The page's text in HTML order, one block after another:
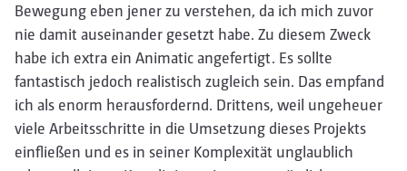
Bewegung eben jener zu verstehen, da ich mich zuvor
nie damit auseinander gesetzt habe. Zu diesem Zweck
habe ich extra ein Animatic angefertigt. Es sollte
fantastisch jedoch realistisch zugleich sein. Das empfand
ich als enorm herausfordernd. Drittens, weil ungeheuer
viele Arbeitsschritte in die Umsetzung dieses Projekts
einfließen und es in seiner Komplexität unglaublich